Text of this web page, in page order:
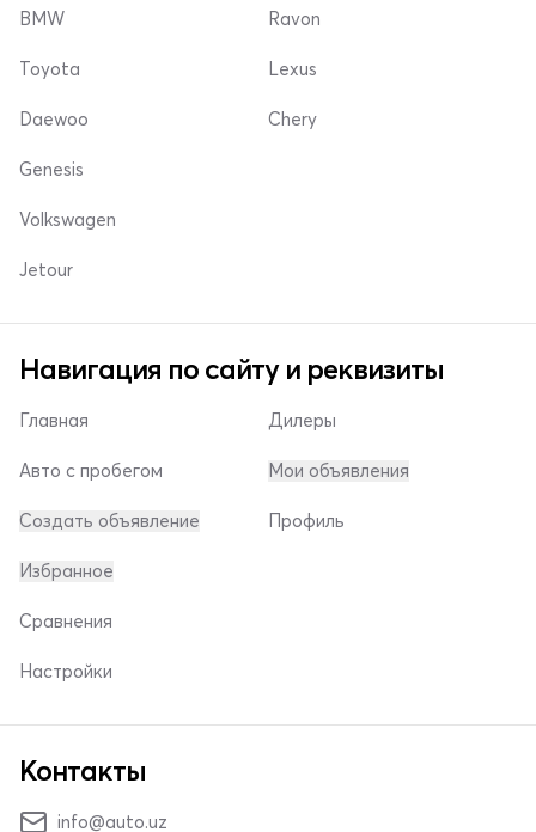
BMW
Toyota
Daewoo
Ravon
Lexus
Chery
Genesis
Volkswagen
Jetour
Навигация по сайту и реквизиты
Главная
Авто с пробегом
Создать объявление
Дилеры
Мои объявления
Профиль
Избранное
Сравнения
Настройки
Контакты
info@auto.uz